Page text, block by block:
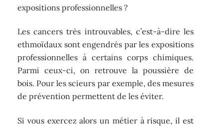
expositions professionnelles ?
Les cancers très introuvables, c’est-à-dire les
ethmoïdaux sont engendrés par les expositions
professionnelles à certains corps chimiques.
Parmi ceux-ci, on retrouve la poussière de
bois. Pour les scieurs par exemple, des mesures
de prévention permettent de les éviter.
Si vous exercez alors un métier à risque, il est